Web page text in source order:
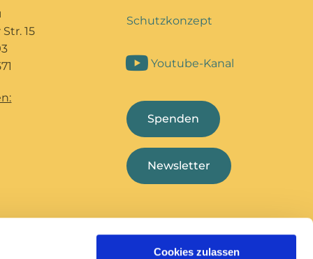
Cookies zulassen
15
Schutzkonzept
Youtube-Kanal
Spenden
Newsletter